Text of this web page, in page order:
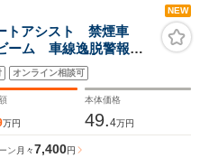
NEW
トアシスト 禁煙車
ーム 車線逸脱警報
オンライン相談可
万円
本体価格
49.4万円
ン 月々7,400円